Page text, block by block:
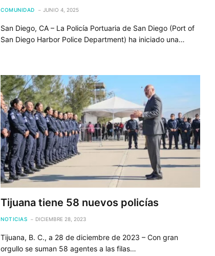
COMUNIDAD JUNIO 4, 2025
San Diego, CA – La Policía Portuaria de San Diego (Port of
San Diego Harbor Police Department) ha iniciado una…
Tijuana tiene 58 nuevos policías
NOTICIAS DICIEMBRE 28, 2023
Tijuana, B. C., a 28 de diciembre de 2023 – Con gran
orgullo se suman 58 agentes a las filas…